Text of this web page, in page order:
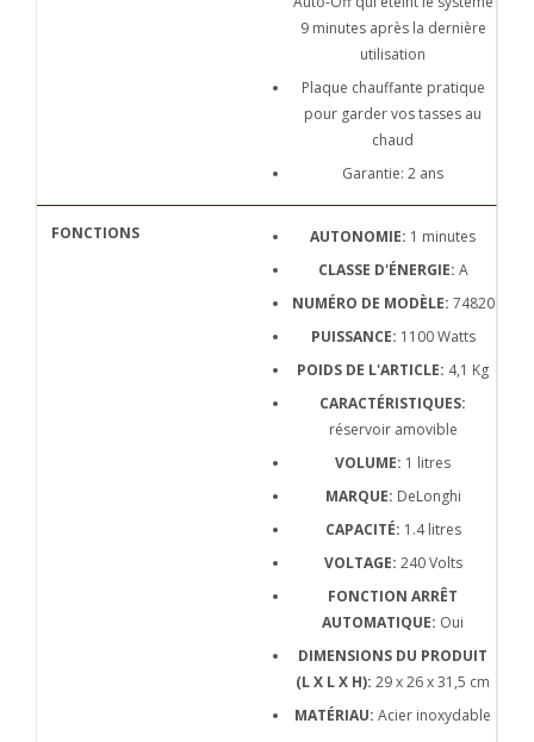
9 minutes après la dernière
utilisation
Plaque chauffante pratique
pour garder vos tasses au
chaud
Garantie: 2 ans
AUTONOMIE: 1 minutes
CLASSE D'ÉNERGIE: A
NUMÉRO DE MODÈLE: 74820
PUISSANCE: 1100 Watts
POIDS DE L'ARTICLE: 4,1 Kg
CARACTÉRISTIQUES:
réservoir amovible
VOLUME: 1 litres
MARQUE: DeLonghi
CAPACITÉ: 1.4 litres
VOLTAGE: 240 Volts
FONCTION ARRÊT
AUTOMATIQUE: Oui
DIMENSIONS DU PRODUIT
(L X L X H): 29 x 26 x 31,5 cm
MATÉRIAU: Acier inoxydable